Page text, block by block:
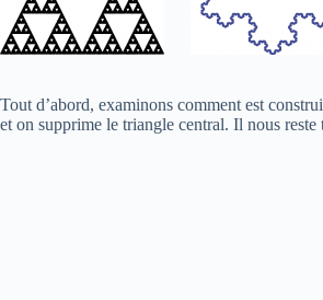
Tout d’abord, examinons comment est
et on supprime le triangle central. Il nous